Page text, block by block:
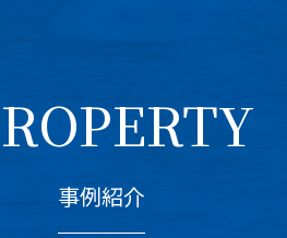
ROPERTY
事例紹介